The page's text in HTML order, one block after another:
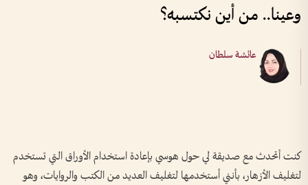
وعينا.. من أين نكتسبه؟
عائشة سلطان
كنت أتحدث مع صديقة لي حول هوسي بإعادة استخدام الأوراق التي تستخدم
لتغليف الأزهار، بأنني أستخدمها لتغليف العديد من الكتب والروايات، وهو